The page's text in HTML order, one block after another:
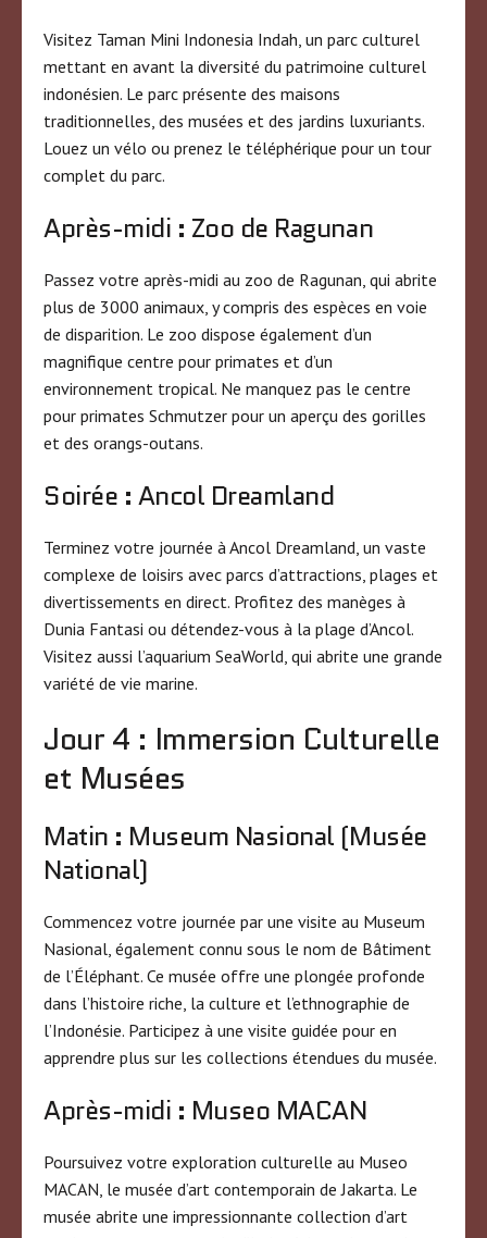
Visitez Taman Mini Indonesia Indah, un parc culturel
mettant en avant la diversité du patrimoine culturel
indonésien. Le parc présente des maisons
traditionnelles, des musées et des jardins luxuriants.
Louez un vélo ou prenez le téléphérique pour un tour
complet du parc.
Après-midi : Zoo de Ragunan
Passez votre après-midi au zoo de Ragunan, qui abrite
plus de 3000 animaux, y compris des espèces en voie
de disparition. Le zoo dispose également d’un
magnifique centre pour primates et d’un
environnement tropical. Ne manquez pas le centre
pour primates Schmutzer pour un aperçu des gorilles
et des orangs-outans.
Soirée : Ancol Dreamland
Terminez votre journée à Ancol Dreamland, un vaste
complexe de loisirs avec parcs d’attractions, plages et
divertissements en direct. Profitez des manèges à
Dunia Fantasi ou détendez-vous à la plage d’Ancol.
Visitez aussi l’aquarium SeaWorld, qui abrite une grande
variété de vie marine.
Jour 4 : Immersion Culturelle
et Musées
Matin : Museum Nasional (Musée
National)
Commencez votre journée par une visite au Museum
Nasional, également connu sous le nom de Bâtiment
de l’Éléphant. Ce musée offre une plongée profonde
dans l’histoire riche, la culture et l’ethnographie de
l’Indonésie. Participez à une visite guidée pour en
apprendre plus sur les collections étendues du musée.
Après-midi : Museo MACAN
Poursuivez votre exploration culturelle au Museo
MACAN, le musée d’art contemporain de Jakarta. Le
musée abrite une impressionnante collection d’art